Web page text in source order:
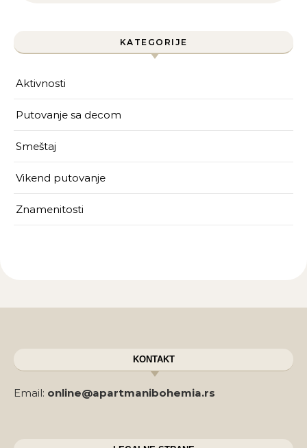
KATEGORIJE
Aktivnosti
Putovanje sa decom
Smeštaj
Vikend putovanje
Znamenitosti
KONTAKT
Email: online@apartmanibohemia.rs